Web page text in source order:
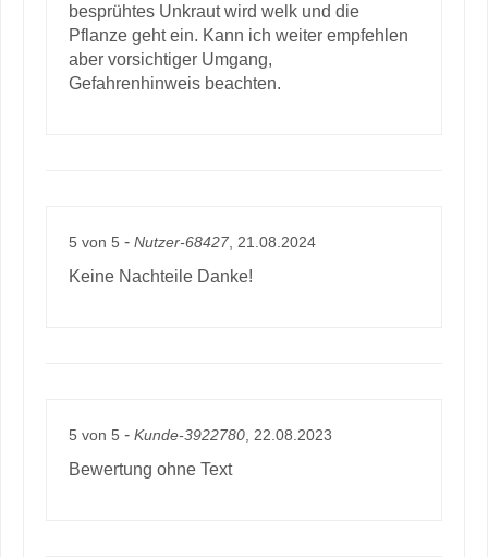
besprühtes Unkraut wird welk und die
Pflanze geht ein. Kann ich weiter empfehlen
aber vorsichtiger Umgang,
Gefahrenhinweis beachten.
5 von 5 - Nutzer-68427 , 21.08.2024
Keine Nachteile Danke!
5 von 5 - Kunde-3922780 , 22.08.2023
Bewertung ohne Text